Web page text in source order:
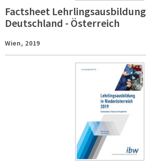
Factsheet Lehrlingsausbildung
Deutschland - Österreich
Wien, 2019